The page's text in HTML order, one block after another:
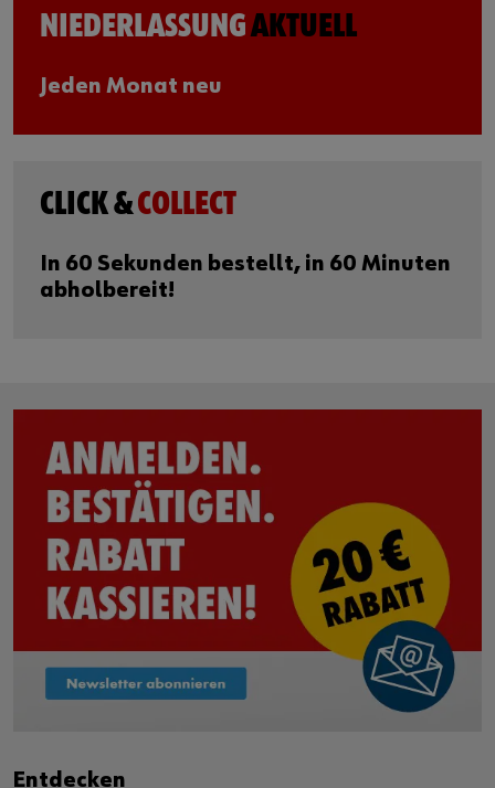
NIEDERLASSUNGAKTUELL
Jeden Monat neu
CLICK &COLLECT
In 60 Sekunden bestellt, in 60 Minuten
abholbereit!
Entdecken